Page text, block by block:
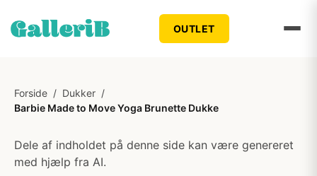
OUTLET
Forside / Dukker /
Barbie Made to Move Yoga Brunette Dukke
Dele af indholdet på denne side kan være genereret
med hjælp fra AI.